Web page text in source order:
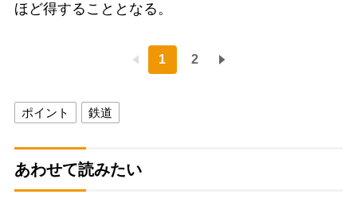
ほど得することとなる。
1 2
ポイント 鉄道
あわせて読みたい